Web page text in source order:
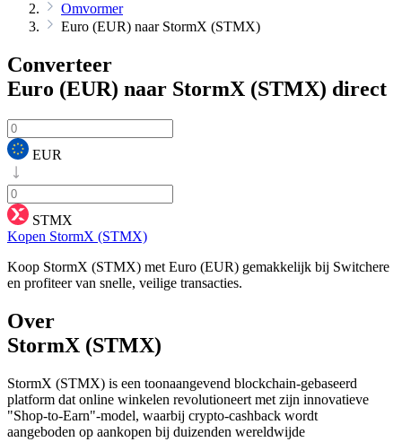
Omvormer
Euro (EUR) naar StormX (STMX)
Converteer
Euro (EUR) naar StormX (STMX) direct
EUR
STMX
Kopen StormX (STMX)
Koop StormX (STMX) met Euro (EUR) gemakkelijk bij Switchere
en profiteer van snelle, veilige transacties.
Over
StormX (STMX)
StormX (STMX) is een toonaangevend blockchain-gebaseerd
platform dat online winkelen revolutioneert met zijn innovatieve
"Shop-to-Earn"-model, waarbij crypto-cashback wordt
aangeboden op aankopen bij duizenden wereldwijde